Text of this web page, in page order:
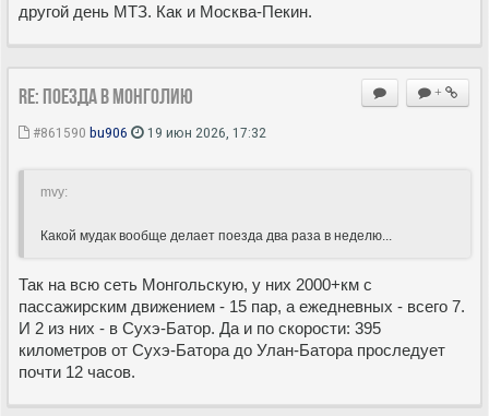
другой день МТЗ. Как и Москва-Пекин.
+
Re: Поезда в Монголию
#861590 bu906 19 июн 2026, 17:32
mvy:
Какой мудак вообще делает поезда два раза в неделю...
Так на всю сеть Монгольскую, у них 2000+км с
пассажирским движением - 15 пар, а ежедневных - всего 7.
И 2 из них - в Сухэ-Батор. Да и по скорости: 395
километров от Сухэ-Батора до Улан-Батора проследует
почти 12 часов.